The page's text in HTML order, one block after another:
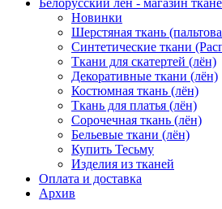
Белорусский лён - магазин
Новинки
Шерстяная ткань
Синтетические ткани
Ткани для скатертей (лён)
Декоративные ткани (лён)
Костюмная ткань (лён)
Ткань для платья (лён)
Сорочечная ткань (лён)
Бельевые ткани (лён)
Купить Тесьму
Изделия из тканей
Оплата и доставка
Архив